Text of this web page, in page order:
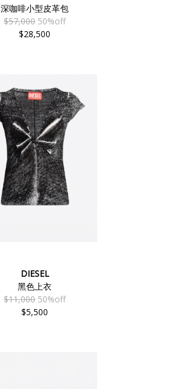
深咖啡小型皮革包
$57,000 50%off
$28,500
DIESEL
黑色上衣
$11,000 50%off
$5,500